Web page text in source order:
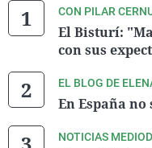
CON PILAR
El Bisturí:
con sus
EL BLOG DE
En España
NOTICIAS